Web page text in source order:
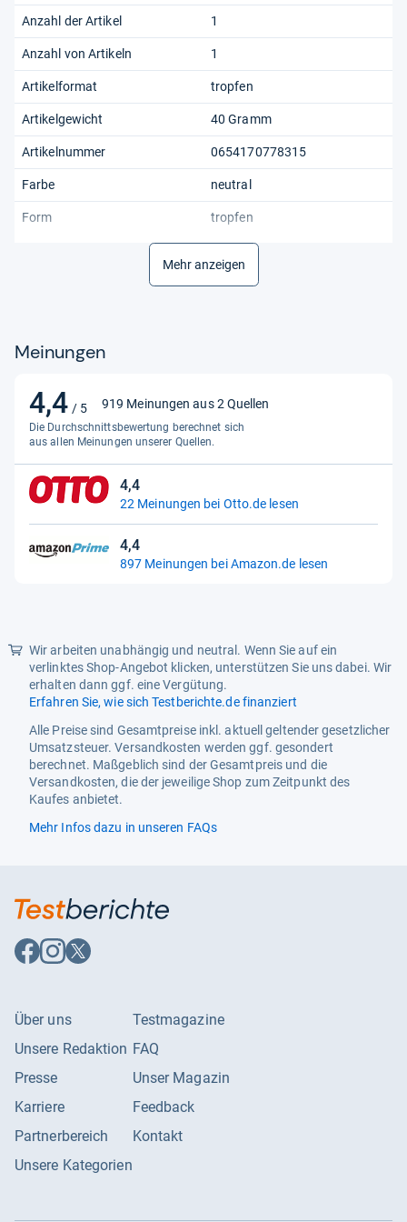
Anzahl der Artikel 1
Anzahl von Artikeln 1
Artikelformat tropfen
Artikelgewicht 40 Gramm
Artikelnummer 0654170778315
Farbe neutral
Form tropfen
Global Trade Identification
00654170778315
Herstellerreferenz
Konsistenz tropfen
Nettogewicht des
Einzelartikels
40 Gramm
Verpackungsabmessungen
stärkt und fördert das
Mehr anzeigen
Meinungen
4,4 / 5
4,4
von
5
Sternen
919 Meinungen aus 2 Quellen
Die Durchschnittsbewertung berechnet sich
aus allen Meinungen unserer Quellen.
4,4
4,4
von
Sternen
22 Meinungen bei Otto.de lesen
4,4
4,4
von
897 Meinungen bei Amazon.de lesen
Wir arbeiten unabhängig und neutral. Wenn Sie auf ein
verlinktes Shop-Angebot klicken, unterstützen Sie uns dabei. Wir
erhalten dann ggf. eine Vergütung.
Erfahren Sie, wie sich Testberichte.de finanziert
Alle Preise sind Gesamtpreise inkl. aktuell geltender gesetzlicher
Umsatzsteuer. Versandkosten werden ggf. gesondert
berechnet. Maßgeblich sind der Gesamtpreis und die
Versandkosten, die der jeweilige Shop zum Zeitpunkt des
Kaufes anbietet.
Mehr Infos dazu in unseren FAQs
Auf
Facebook
Auf
Instagram
Auf
X
Über uns
Unsere Redaktion
Presse
Karriere
Partnerbereich
Unsere Kategorien
Testmagazine
FAQ
Unser Magazin
Feedback
Kontakt